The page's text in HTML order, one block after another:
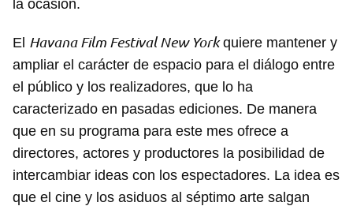
la ocasión.
El Havana Film Festival New Yorkquiere mantener y
ampliar el carácter de espacio para el diálogo entre
el público y los realizadores, que lo ha
caracterizado en pasadas ediciones. De manera
que en su programa para este mes ofrece a
directores, actores y productores la posibilidad de
intercambiar ideas con los espectadores. La idea es
que el cine y los asiduos al séptimo arte salgan